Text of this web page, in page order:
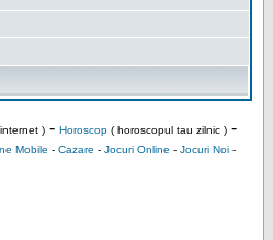
)- Horoscop( horoscopul tau zilnic )-
Mobile - Cazare - Jocuri Online - Jocuri Noi-